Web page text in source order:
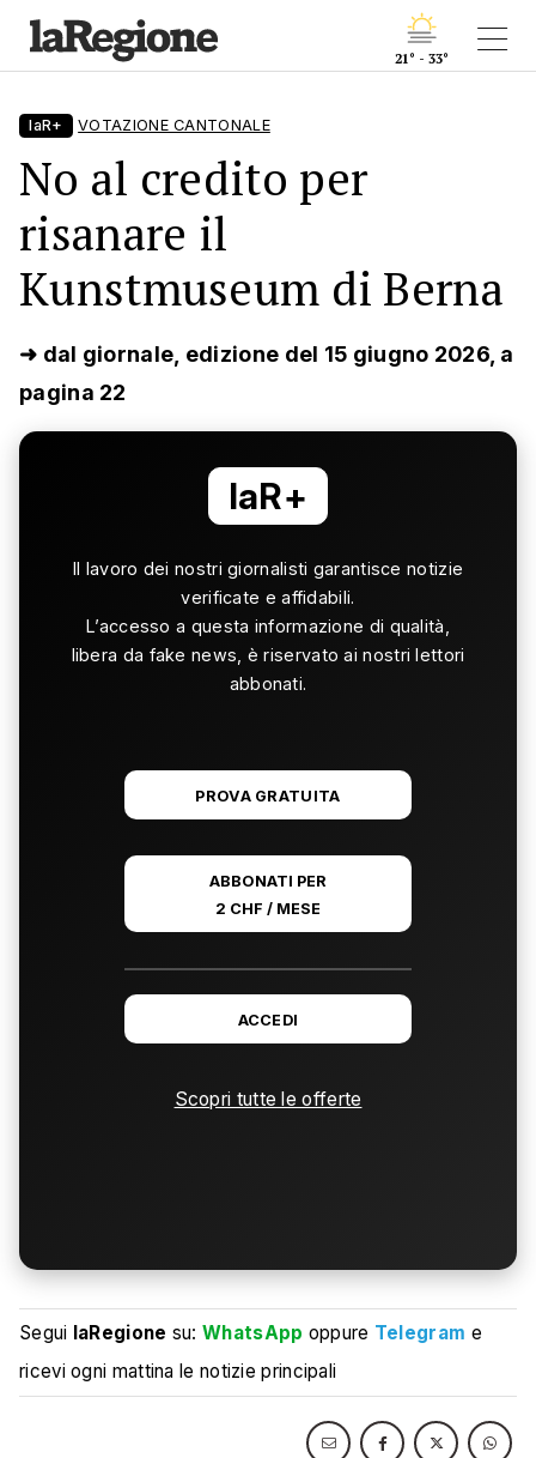
21° - 33°
laR+ VOTAZIONE CANTONALE
No al credito per
risanare il
Kunstmuseum di Berna
➜ dal giornale, edizione del 15 giugno 2026, a
pagina 22
laR+
Il lavoro dei nostri giornalisti garantisce notizie
verificate e affidabili.
L’accesso a questa informazione di qualità,
libera da fake news, è riservato ai nostri lettori
abbonati.
PROVA GRATUITA
ABBONATI PER
2 CHF / MESE
ACCEDI
Scopri tutte le offerte
Segui laRegione su:WhatsApp oppure Telegram e
ricevi ogni mattina le notizie principali